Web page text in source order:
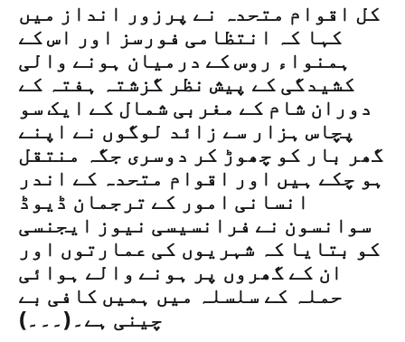
کل اقوام متحدہ نے پرزور انداز میں
کہا کہ انتظامی فورسز اور اس کے
ہمنواء روس کے درمیان ہونے والی
کشیدگی کے پیش نظر گزشتہ ہفتہ کے
دوران شام کے مغربی شمال کے ایک سو
پچاس ہزار سے زائد لوگوں نے اپنے
گھر بار کو چھوڑ کر دوسری جگہ منتقل
ہو چکے ہیں اور اقوام متحدہ کے اندر
انسانی امور کے ترجمان ڈیوڈ
سوانسون نے فرانسیسی نیوز ایجنسی
کو بتایا کہ شہریوں کی عمارتوں اور
ان کے گھروں پر ہونے والے ہوائی
حملہ کے سلسلہ میں ہمیں کافی بے
چینی ہے۔(۔۔۔)